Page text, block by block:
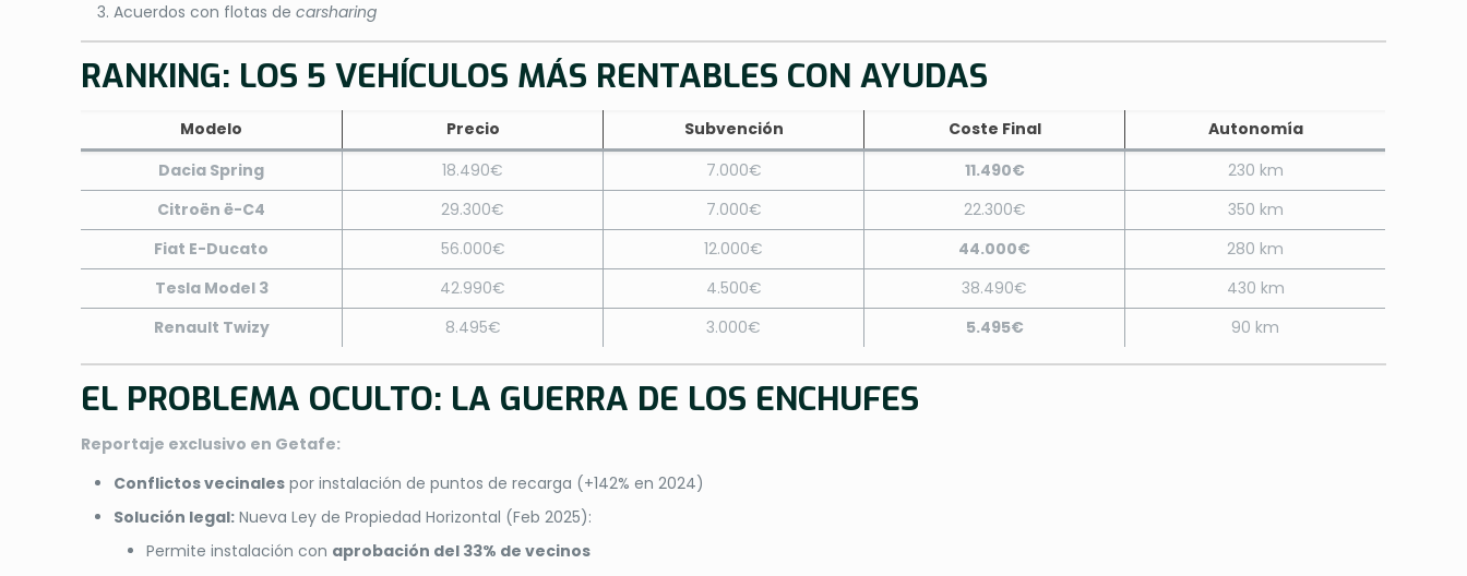
Acuerdos con flotas decarsharing
RANKING: LOS 5 VEHÍCULOS MÁS RENTABLES CON AYUDAS
Modelo Precio Subvención Coste Final
Autonomía
Dacia Spring
18.490€ 7.000€ 11.490€
230 km
Citroën ë-C4
29.300€ 7.000€ 22.300€
350 km
Fiat E-Ducato
56.000€ 12.000€ 44.000€
280 km
Tesla Model 3
42.990€ 4.500€ 38.490€
430 km
Renault Twizy
8.495€ 3.000€ 5.495€ 90 km
EL PROBLEMA OCULTO: LA GUERRA DE LOS ENCHUFES
Reportaje exclusivo en Getafe:
Conflictos vecinales por instalación de puntos de recarga (+142% en 2024)
Solución legal: Nueva Ley de Propiedad Horizontal (Feb 2025):
Permite instalación con aprobación del 33% de vecinos